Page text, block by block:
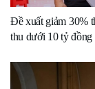
Đề xuất giảm 30%
thu dưới 10 tỷ đồng